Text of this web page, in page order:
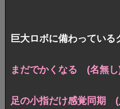
巨大ロボに備わっている
まだでかくなる (名無し
足の小指だけ感覚同期 (